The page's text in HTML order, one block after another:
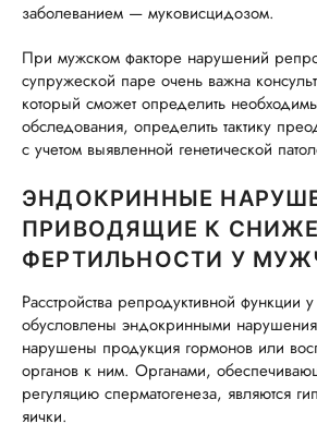
заболеванием — муковисцидозом.
При мужском факторе нарушений
супружеской паре очень важна
который сможет определить
обследования, определить тактику
с учетом выявленной генетической
ЭНДОКРИННЫЕ
ПРИВОДЯЩИЕ К
ФЕРТИЛЬНОСТИ У
Расстройства репродуктивной функции
обусловлены эндокринными
нарушены продукция гормонов или
органов к ним. Органами,
регуляцию сперматогенеза, являются
яички.